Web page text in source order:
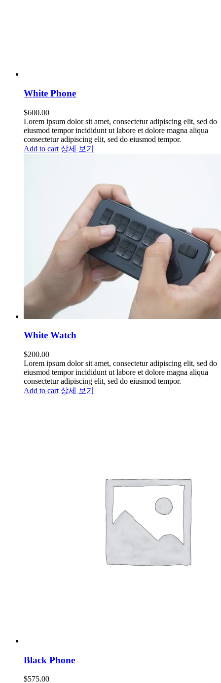
White Phone
$600.00
Lorem ipsum dolor sit amet, consectetur adipiscing elit, sed do
eiusmod tempor incididunt ut labore et dolore magna aliqua
consectetur adipiscing elit, sed do eiusmod tempor.
Add to cart 상세 보기
White Watch
$200.00
Lorem ipsum dolor sit amet, consectetur adipiscing elit, sed do
eiusmod tempor incididunt ut labore et dolore magna aliqua
consectetur adipiscing elit, sed do eiusmod tempor.
Add to cart 상세 보기
Black Phone
$575.00